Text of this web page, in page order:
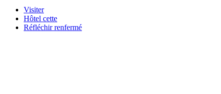
Visiter
Hôtel cette
Réfléchir renfermé